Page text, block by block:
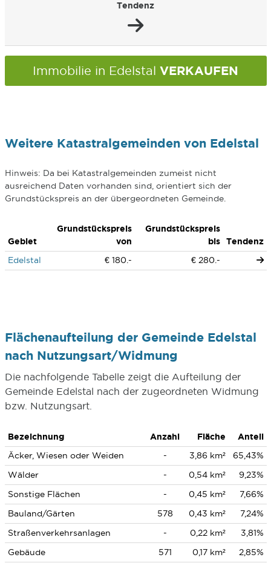
Tendenz
Immobilie in Edelstal VERKAUFEN
Weitere Katastralgemeinden von Edelstal
Hinweis: Da bei Katastralgemeinden zumeist nicht
ausreichend Daten vorhanden sind, orientiert sich der
Grundstückspreis an der übergeordneten Gemeinde.
Gebiet
Grundstückspreis
von
Grundstückspreis
bis
Tendenz
Edelstal
€ 180.- € 280.-
Flächenaufteilung der Gemeinde Edelstal
nach Nutzungsart/Widmung
Die nachfolgende Tabelle zeigt die Aufteilung der
Gemeinde Edelstal nach der zugeordneten Widmung
bzw. Nutzungsart.
Bezeichnung Anzahl Fläche
Anteil
Äcker, Wiesen oder Weiden
- 3,86 km²
65,43%
Wälder
- 0,54 km²
9,23%
Sonstige Flächen
- 0,45 km²
7,66%
Bauland/Gärten
578 0,43 km²
7,24%
Straßenverkehrsanlagen
- 0,22 km²
3,81%
Gebäude
571 0,17 km² 2,85%